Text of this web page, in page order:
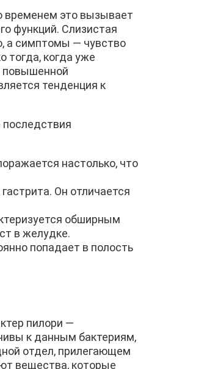
временем это вызывает
функций. Слизистая
а симптомы — чувство
тогда, когда уже
повышенной
тенденция к
последствия
настолько, что
Он отличается
обширным
в желудке.
попадает в полость
пилори —
к данным бактериям,
отдел, прилегающем
вещества, которые